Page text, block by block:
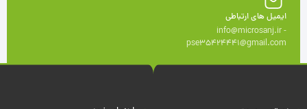
ایمیل های ارتباطی
info@microsanj.ir -
pse35424441@gmail.com